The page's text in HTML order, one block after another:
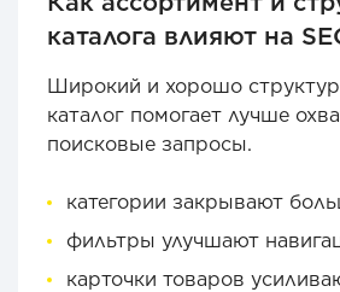
каталога влияют на
Широкий и хорошо
каталог помогает лучше
поисковые запросы.
категории закрывают
фильтры улучшают
карточки товаров